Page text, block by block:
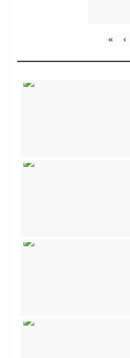
« ‹